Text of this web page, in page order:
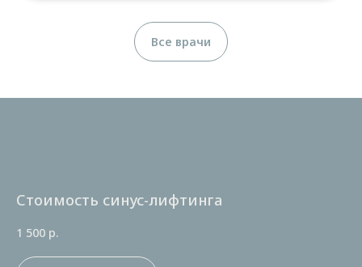
Все врачи
Стоимость синус-лифтинга
1 500 р.